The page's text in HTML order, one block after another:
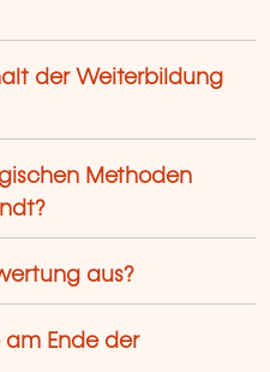
der Weiterbildung
Methoden
aus?
am Ende der